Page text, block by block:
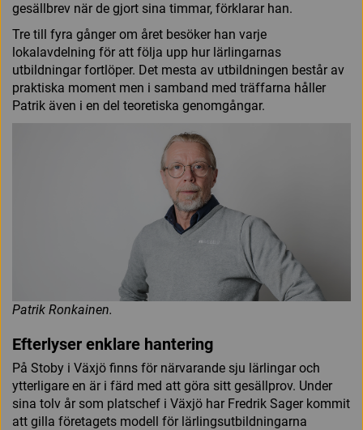
gesällbrev när de gjort sina timmar, förklarar han.
Tre till fyra gånger om året besöker han varje
lokalavdelning för att följa upp hur lärlingarnas
utbildningar fortlöper. Det mesta av utbildningen består av
praktiska moment men i samband med träffarna håller
Patrik även i en del teoretiska genomgångar.
Patrik Ronkainen.
Efterlyser enklare hantering
På Stoby i Växjö finns för närvarande sju lärlingar och
ytterligare en är i färd med att göra sitt gesällprov. Under
sina tolv år som platschef i Växjö har Fredrik Sager kommit
att gilla före­tagets modell för lärlingsutbildningarna